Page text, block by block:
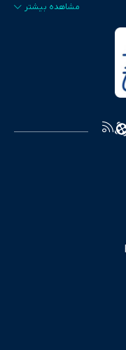
متن و گزارش‌های تحلیلی
قابل اعتماد، فراتر از
بازارهای مالی،
اکوایران با پایبندی
انعکاس آراء متنوع
ما در اکوایران با
تحلیل آمارها،
اقتصاد را با رویکردی